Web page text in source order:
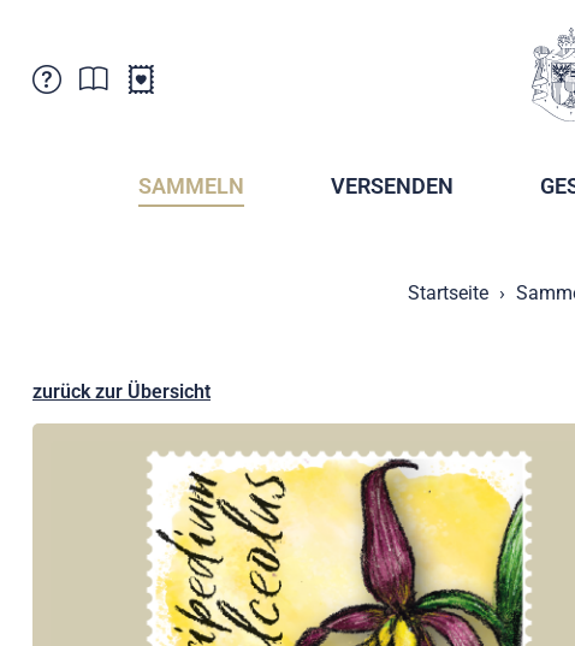
Verkaufsstellen
Postcrossing
Abonnemente
SAMMELN VERSENDEN
Startseite
zurück zur Übersicht